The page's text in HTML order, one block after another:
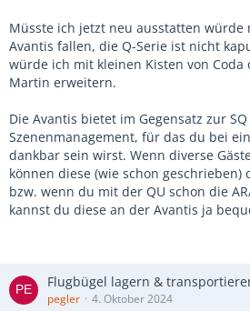
Müsste ich jetzt neu ausstatten würde
Avantis fallen, die Q-Serie ist nicht
würde ich mit kleinen Kisten von Coda
Martin erweitern.
Die Avantis bietet im Gegensatz zur
Szenenmanagement, für das du bei
dankbar sein wirst. Wenn diverse
können diese (wie schon geschrieben)
bzw. wenn du mit der QU schon die
kannst du diese an der Avantis ja
Flugbügel lagern &
pegler 4. Oktober 2024